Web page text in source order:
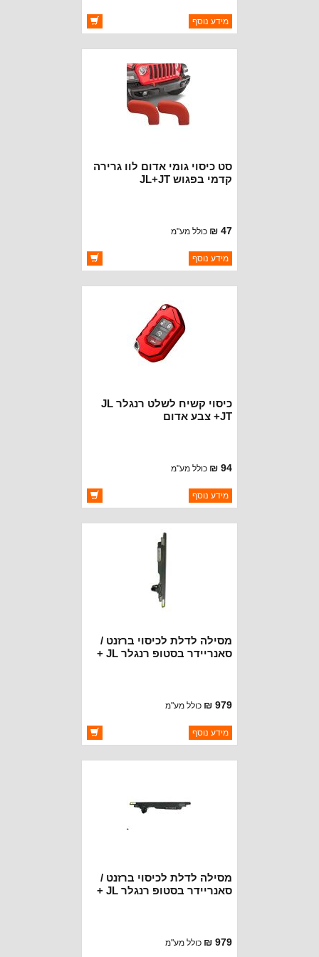
ברקוד: 5472617
יצרן:BESTOP
מידע נוסף
סט כיסוי גומי אדום לוו גרירה
קדמי בפגוש JL+JT
47 ₪ כולל מע"מ
ברקוד: BJ7308
יצרן:OAKMAN OFFROAD
מידע נוסף
כיסוי קשיח לשלט רנגלר JL
+JT צבע אדום
94 ₪ כולל מע"מ
ברקוד: BJ7405
יצרן:OAKMAN OFFROAD
מידע נוסף
מסילה לדלת לכיסוי ברזנט /
סאנריידר בסטופ רנגלר JL +
979 ₪ כולל מע"מ
ברקוד: 577.20P
יצרן:BESTOP
מידע נוסף
מסילה לדלת לכיסוי ברזנט /
סאנריידר בסטופ רנגלר JL +
979 ₪ כולל מע"מ